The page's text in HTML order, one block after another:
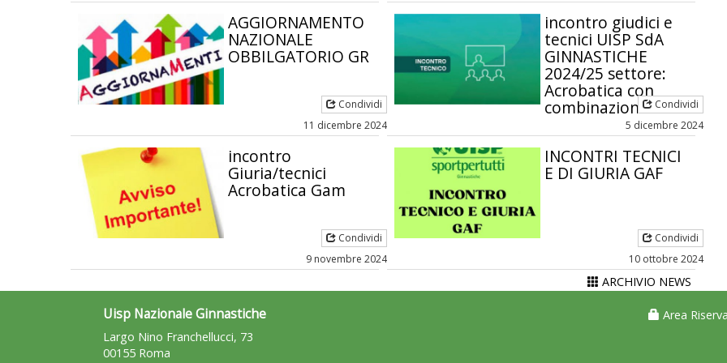
AGGIORNAMENTO
NAZIONALE
OBBILGATORIO GR
Condividi
11 dicembre 2024
incontro giudici e
tecnici UISP SdA
GINNASTICHE
2024/25 settore:
Acrobatica con
combinazioni
Condividi
5 dicembre 2024
incontro
Giuria/tecnici
Acrobatica Gam
Condividi
9 novembre 2024
INCONTRI TECNICI
E DI GIURIA GAF
Condividi
10 ottobre 2024
ARCHIVIO NEWS
Uisp Nazionale Ginnastiche
Largo Nino Franchellucci, 73
00155 Roma
Area